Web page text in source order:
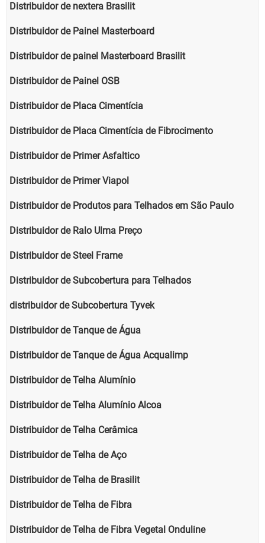
Distribuidor de nextera Brasilit
Distribuidor de Painel Masterboard
Distribuidor de painel Masterboard Brasilit
Distribuidor de Painel OSB
Distribuidor de Placa Cimentícia
Distribuidor de Placa Cimentícia de Fibrocimento
Distribuidor de Primer Asfaltico
Distribuidor de Primer Viapol
Distribuidor de Produtos para Telhados em São Paulo
Distribuidor de Ralo Ulma Preço
Distribuidor de Steel Frame
Distribuidor de Subcobertura para Telhados
distribuidor de Subcobertura Tyvek
Distribuidor de Tanque de Água
Distribuidor de Tanque de Água Acqualimp
Distribuidor de Telha Alumínio
Distribuidor de Telha Alumínio Alcoa
Distribuidor de Telha Cerâmica
Distribuidor de Telha de Aço
Distribuidor de Telha de Brasilit
Distribuidor de Telha de Fibra
Distribuidor de Telha de Fibra Vegetal Onduline